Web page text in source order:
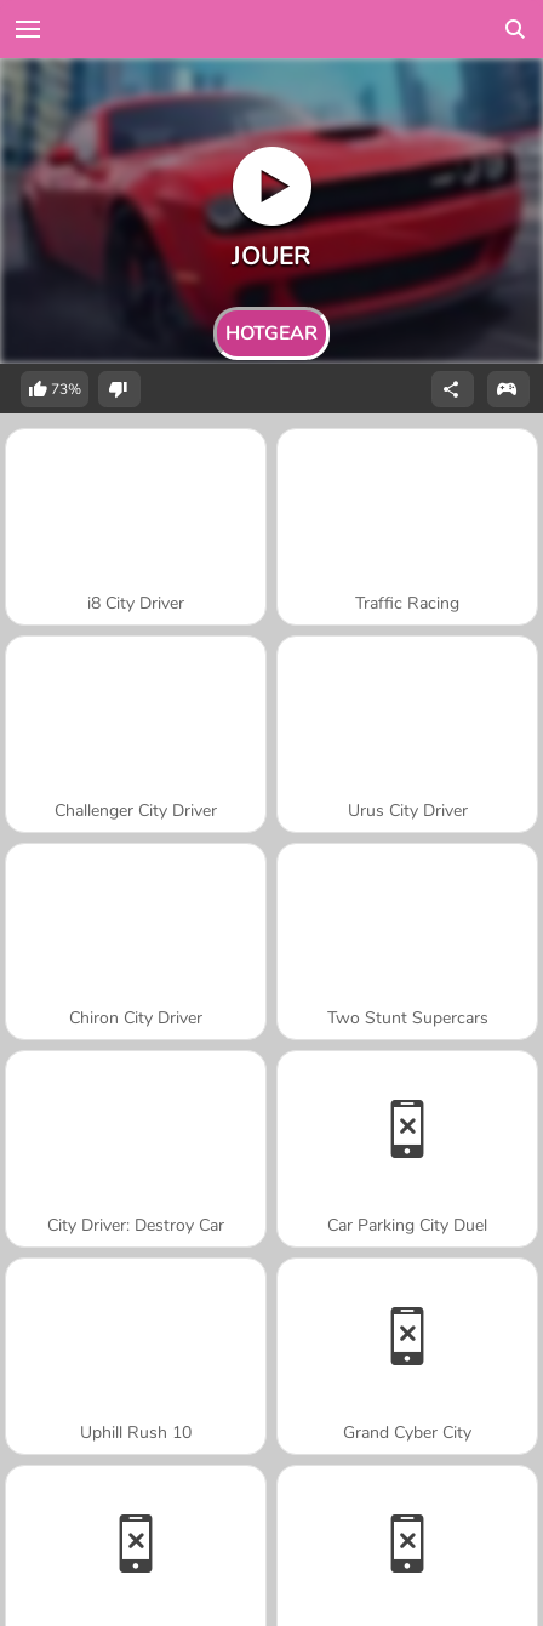
HOTGEAR
73%
i8 City Driver Traffic Racing
Challenger City Driver Urus City Driver
Chiron City Driver Two Stunt Supercars
City Driver: Destroy Car Car Parking City Duel
Uphill Rush 10 Grand Cyber City